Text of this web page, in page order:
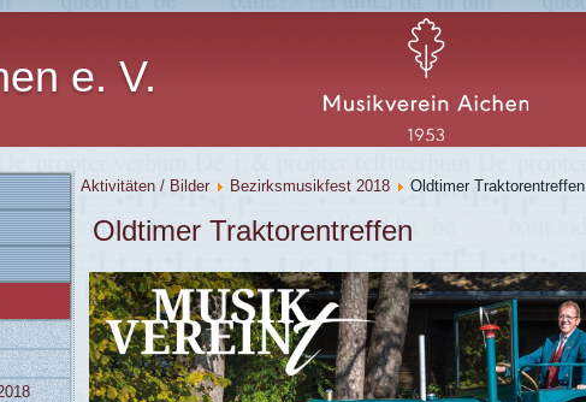
e. V.
Aktivitäten / Bilder Bezirksmusikfest 2018 Oldtimer Traktorentreffen
Oldtimer Traktorentreffen